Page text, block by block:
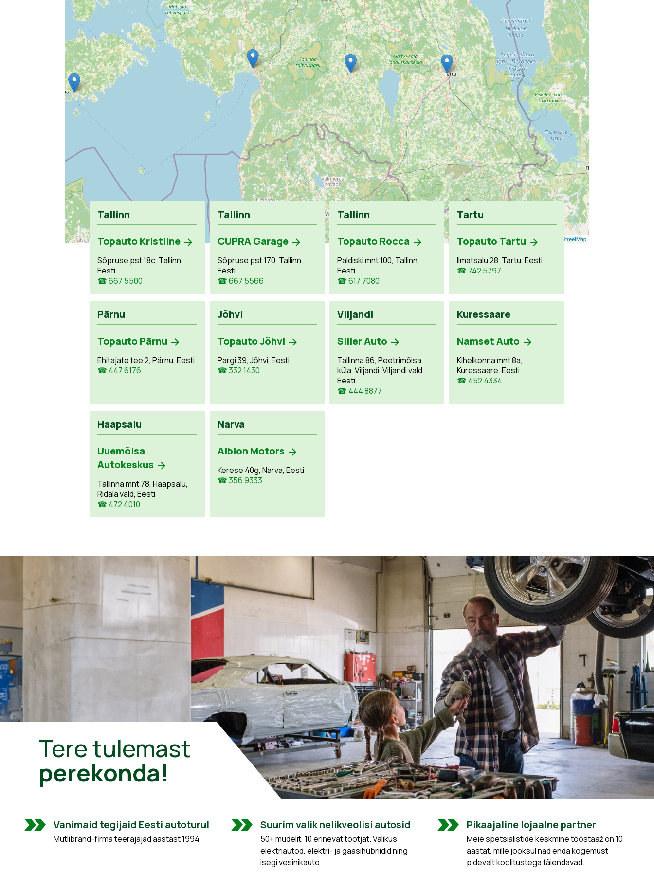
Leaflet OpenStreetMap
Tallinn
Topauto Kristiine
Sõpruse pst 18c, Tallinn,
Eesti
☎ 667 5500
Tallinn
CUPRA Garage
Sõpruse pst 170, Tallinn,
Eesti
☎ 667 5566
Tallinn
Topauto Rocca
Paldiski mnt 100, Tallinn,
Eesti
☎ 617 7080
Tartu
Topauto Tartu
Ilmatsalu 28, Tartu, Eesti
☎ 742 5797
Pärnu
Topauto Pärnu
Ehitajate tee 2, Pärnu, Eesti
☎ 447 6176
Jõhvi
Topauto Jõhvi
Pargi 39, Jõhvi, Eesti
☎ 332 1430
Viljandi
Siller Auto
Tallinna 86, Peetrimõisa
küla, Viljandi, Viljandi vald,
Eesti
☎ 444 8877
Kuressaare
Namset Auto
Kihelkonna mnt 8a,
Kuressaare, Eesti
☎ 452 4334
Haapsalu
Uuemõisa
Autokeskus
Tallinna mnt 78, Haapsalu,
Ridala vald, Eesti
☎ 472 4010
Narva
Albion Motors
Kerese 40g, Narva, Eesti
☎ 356 9333
Tere tulemast
perekonda!
Vanimaid tegijaid Eesti autoturul
Mutlibränd-firma teerajajad aastast 1994
Suurim valik nelikveolisi autosid
50+ mudelit, 10 erinevat tootjat. Valikus
elektriautod, elektri- ja gaasihübriidid ning
isegi vesinikauto.
Pikaajaline lojaalne partner
Meie spetsialistide keskmine tööstaaž on 10
aastat, mille jooksul nad enda kogemust
pidevalt koolitustega täiendavad.